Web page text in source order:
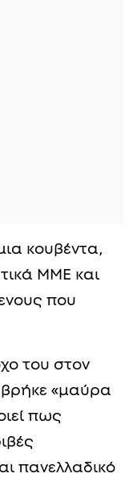
κουβέντα,
ΜΜΕ και
που
του στον
βρήκε «μαύρα
πως
πανελλαδικό